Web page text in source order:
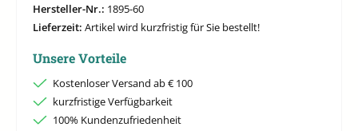
Hersteller-Nr.: 1895-60
Lieferzeit: Artikel wird kurzfristig für Sie bestellt!
Unsere Vorteile
Kostenloser Versand ab € 100
kurzfristige Verfügbarkeit
100% Kundenzufriedenheit